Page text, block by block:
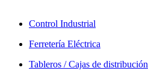
Control Industrial
Ferretería Eléctrica
Tableros / Cajas de distribución